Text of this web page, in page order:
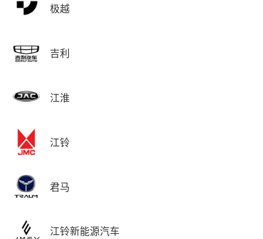
极越
吉利
江淮
江铃
君马
江铃新能源汽车